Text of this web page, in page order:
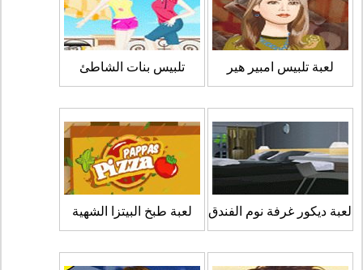
لعبة تلبيس امبير هير تلبيس بنات الشاطئ
لعبة ديكور غرفة نوم الفندق لعبة طبخ البيتزا الشهية